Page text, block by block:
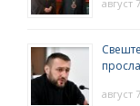
август
август